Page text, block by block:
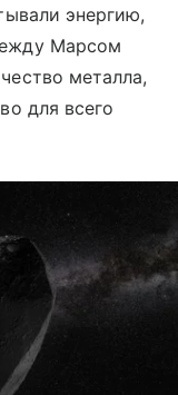
энергию,
Марсом
металла,
для всего